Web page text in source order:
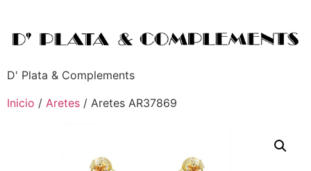
D' Plata & Complements
Inicio / Aretes / Aretes AR37869